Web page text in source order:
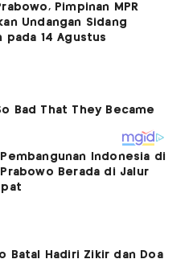
Pimpinan MPR
Undangan Sidang
pada 14 Agustus
Pembangunan Indonesia di
Prabowo Berada di Jalur
Batal Hadiri Zikir dan Doa